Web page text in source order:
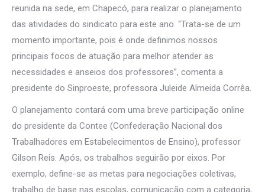
reunida na sede, em Chapecó, para realizar o planejamento
das atividades do sindicato para este ano. “Trata-se de um
momento importante, pois é onde definimos nossos
principais focos de atuação para melhor atender as
necessidades e anseios dos professores”, comenta a
presidente do Sinproeste, professora Juleide Almeida Corrêa.
O planejamento contará com uma breve participação online
do presidente da Contee (Confederação Nacional dos
Trabalhadores em Estabelecimentos de Ensino), professor
Gilson Reis. Após, os trabalhos seguirão por eixos. Por
exemplo, define-se as metas para negociações coletivas,
trabalho de base nas escolas, comunicação com a categoria,